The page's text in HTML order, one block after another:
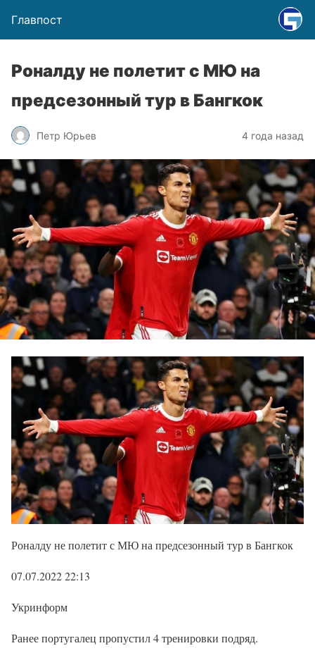
Главпост
Роналду не полетит с МЮ на
предсезонный тур в Бангкок
Петр Юрьев 4 года назад
Роналду не полетит с МЮ на предсезонный тур в Бангкок
07.07.2022 22:13
Укринформ
Ранее португалец пропустил 4 тренировки подряд.